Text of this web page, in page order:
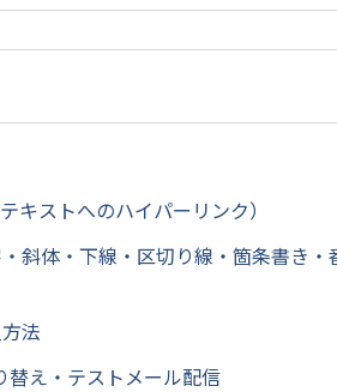
キストへのハイパーリンク）
斜体・下線・区切り線・箇条書き・
法
え・テストメール配信